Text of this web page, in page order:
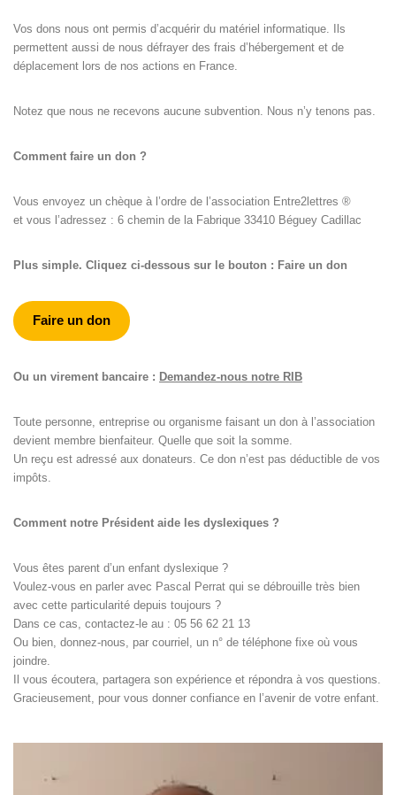
Vos dons nous ont permis d’acquérir du matériel informatique. Ils
permettent aussi de nous défrayer des frais d’hébergement et de
déplacement lors de nos actions en France.
Notez que nous ne recevons aucune subvention. Nous n’y tenons pas.
Comment faire un don ?
Vous envoyez un chèque à l’ordre de l’association Entre2lettres ®
et vous l’adressez : 6 chemin de la Fabrique 33410 Béguey Cadillac
Plus simple. Cliquez ci-dessous sur le bouton : Faire un don
Faire un don
Ou un virement bancaire : Demandez-nous notre RIB
Toute personne, entreprise ou organisme faisant un don à l’association
devient membre bienfaiteur. Quelle que soit la somme.
Un reçu est adressé aux donateurs. Ce don n’est pas déductible de vos
impôts.
Comment notre Président aide les dyslexiques ?
Vous êtes parent d’un enfant dyslexique ?
Voulez-vous en parler avec Pascal Perrat qui se débrouille très bien
avec cette particularité depuis toujours ?
Dans ce cas, contactez-le au : 05 56 62 21 13
Ou bien, donnez-nous, par courriel, un n° de téléphone fixe où vous
joindre.
Il vous écoutera, partagera son expérience et répondra à vos questions.
Gracieusement, pour vous donner confiance en l’avenir de votre enfant.